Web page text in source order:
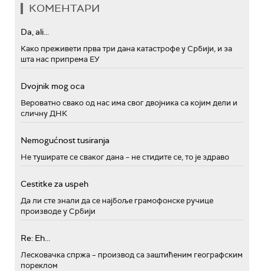
КОМЕНТАРИ
Da, ali...
Како преживети прва три дана катастрофе у Србији, и за
шта нас припрема ЕУ
Dvojnik mog oca
Вероватно свако од нас има свог двојника са којим дели и
сличну ДНК
Nemogućnost tusiranja
Не туширате се сваког дана – не стидите се, то је здраво
Cestitke za uspeh
Да ли сте знали да се најбоље грамофонске ручице
производе у Србији
Re: Eh...
Лесковачка спржа – производ са заштићеним географским
пореклом